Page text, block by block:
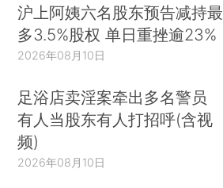
沪上阿姨六名股东预告减持最
多3.5%股权 单日重挫逾23%
2026年08月10日
足浴店卖淫案牵出多名警员
有人当股东有人打招呼(含视
频)
2026年08月10日